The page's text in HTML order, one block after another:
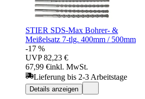
STIER SDS-Max Bohrer- &
Meißelsatz 7-tlg. 400mm / 500mm
-17 %
UVP 82,23 €
67,99 €inkl. MwSt.
Lieferung bis 2-3 Arbeitstage
Details anzeigen